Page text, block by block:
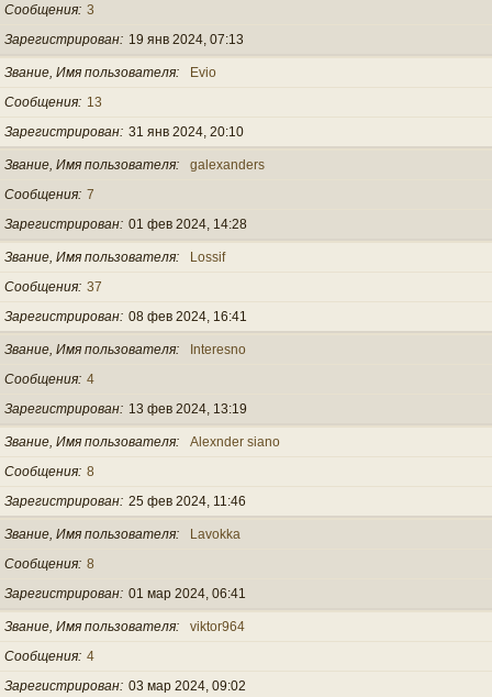
Сообщения 3
Зарегистрирован
19 янв 2024, 07:13
Звание, Имя пользователя
Evio
Сообщения
13
Зарегистрирован 31 янв 2024, 20:10
Звание, Имя пользователя
galexanders
Сообщения 7
Зарегистрирован 01 фев 2024, 14:28
Звание, Имя пользователя
Lossif
Сообщения 37
Зарегистрирован 08 фев 2024, 16:41
Звание, Имя пользователя
Interesno
Сообщения 4
Зарегистрирован
13 фев 2024, 13:19
Звание, Имя пользователя
Alexnder siano
Сообщения 8
Зарегистрирован 25 фев 2024, 11:46
Звание, Имя пользователя
Lavokka
Сообщения 8
Зарегистрирован 01 мар 2024, 06:41
Звание, Имя пользователя
viktor964
Сообщения 4
Зарегистрирован 03 мар 2024, 09:02